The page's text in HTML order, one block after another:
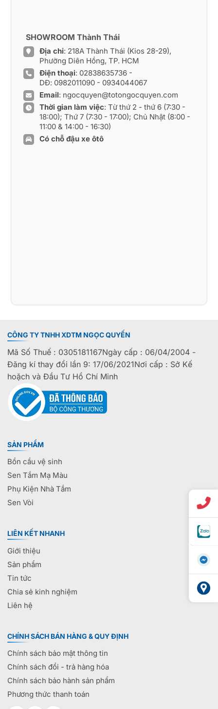
SHOWROOM Thành Thái
Địa chỉ: 218A Thành Thái (Kios 28-29),
Phường Diên Hồng, TP. HCM
Điện thoại: 02838635736 -
DĐ: 0982011090- 0934044067
Email: ngocquyen@totongocquyen.com
Thời gian làm việc: Từ thứ 2 - thứ 6 (7:30 -
18:00); Thứ 7 (7:30 - 17:00); Chủ Nhật (8:00 -
11:00 & 14:00 - 16:30)
Có chỗ đậu xe ôtô
CÔNG TY TNHH XDTM NGỌC QUYẾN
Mã Số Thuế : 0305181167Ngày cấp : 06/04/2004 -
Đăng kí thay đổi lần 9: 17/06/2021Nơi cấp : Sở Kế
hoặch và Đầu Tư Hồ Chí Minh
SẢN PHẨM
Bồn cầu vệ sinh
Sen Tắm Mạ Màu
Phụ Kiện Nhà Tắm
Sen Vòi
LIÊN KẾT NHANH
Giới thiệu
Sản phẩm
Tin tức
Chia sẻ kinh nghiệm
Liên hệ
CHÍNH SÁCH BÁN HÀNG & QUY ĐỊNH
Chính sách bảo mật thông tin
Chính sách đổi - trả hàng hóa
Chính sách bảo hành sản phẩm
Phương thức thanh toán